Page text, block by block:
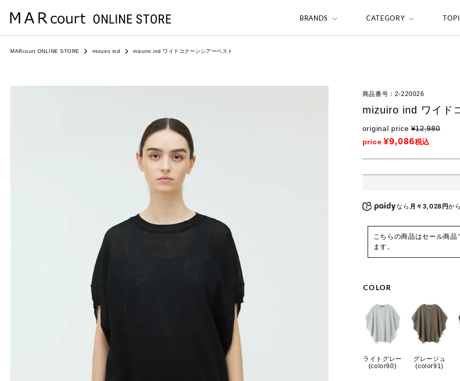
BRANDS CATEGORY
MARcourt ONLINE STORE mizuiro ind mizuiro ind ワイドコクーンシアーベスト
COLOR
ライトグレー
(color90)
グレージュ
(color91)
商品番号 2-220026
mizuiro ind ワイド
original price ¥12,980
price ¥9,086税込
なら 月々3,028円か
こちらの商品はセール商
ます。